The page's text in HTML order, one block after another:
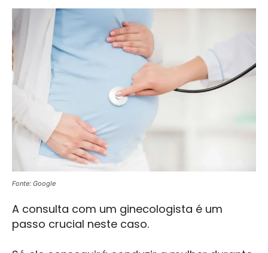
Fonte: Google
A consulta com um ginecologista é um
passo crucial neste caso.